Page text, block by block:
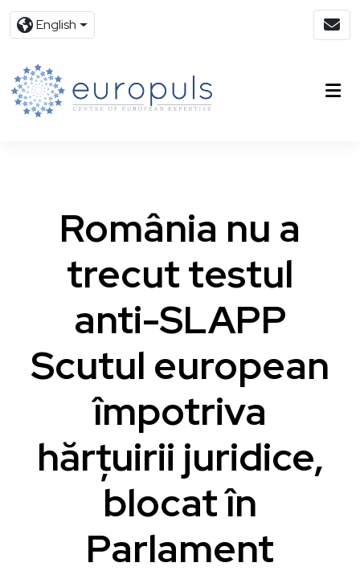
English
România nu a
trecut testul
anti-SLAPP
Scutul european
împotriva
hărțuirii juridice,
blocat în
Parlament